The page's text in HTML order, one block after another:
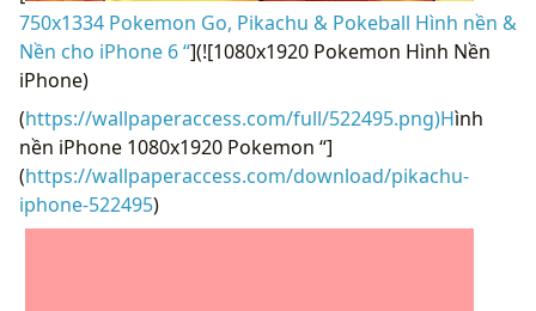
750x1334 Pokemon Go, Pikachu & Pokeball Hình nền &
Nền cho iPhone 6 “](![1080x1920 Pokemon Hình Nền
iPhone)
(https://wallpaperaccess.com/full/522495.png)Hình
nền iPhone 1080x1920 Pokemon “]
(https://wallpaperaccess.com/download/pikachu-
iphone-522495)